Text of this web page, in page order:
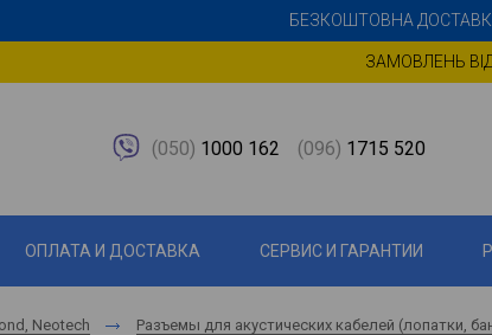
БЕЗКОШТОВНА
ЗАМОВЛЕНЬ
(050) 1000 162 (096) 1715 520
ОПЛАТА И ДОСТАВКА СЕРВИС И ГАРАНТИИ
Neotech Разъемы для акустических кабелей (лопатки,